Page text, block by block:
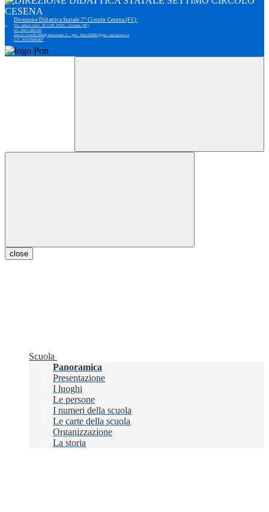
Direzione Didattica Statale 7° Circolo Cesena (FC)
Via Adone Zoli, 35 CAP 47521 - Cesena (FC)
tel: 0547-383193
email: foee02300r@istruzione.it - pec: foee02300r@pec.istruzione.it
C.F. 81007690407
close
Scuola
Panoramica
Presentazione
I luoghi
Le persone
I numeri della scuola
Le carte della scuola
Organizzazione
La storia